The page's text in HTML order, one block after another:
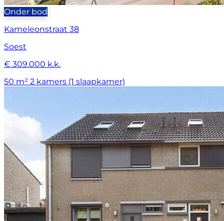
Onder bod
Kameleonstraat 38
Soest
€ 309.000 k.k.
50 m² 2 kamers (1 slaapkamer)